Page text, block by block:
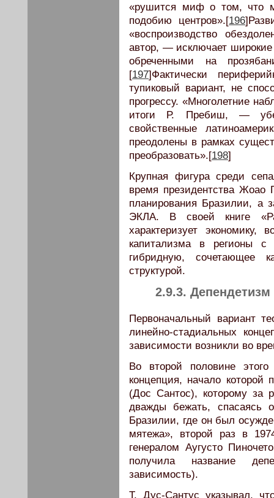
«рушится миф о том, что
подобию центров».[196
«воспроизводство
автор, — исключает
обреченными на
[197]Фактически
тупиковый вариант, не
прогрессу. «Многолетние
итоги Р. Пребиш, —
свойственные
преодолены в рамках
преобразовать».[198]
Крупная фигура среди
время президентства Жоао
планирования Бразилии, а
ЭКЛА. В своей книге
характеризует экономику,
капитализма в регионы с
гибридную, сочетающее
структурой.
2.9.3.
Первоначальный вариант
линейно-стадиальных
зависимости возникли во
Во второй половине
концепция, начало которой
(Дос Сантос), которому за
дважды бежать, спасаясь
Бразилии, где он был
мятежа», второй раз в
генералом Аугусто
получила название
зависимость).
Т. Дус-Сантус указывал,